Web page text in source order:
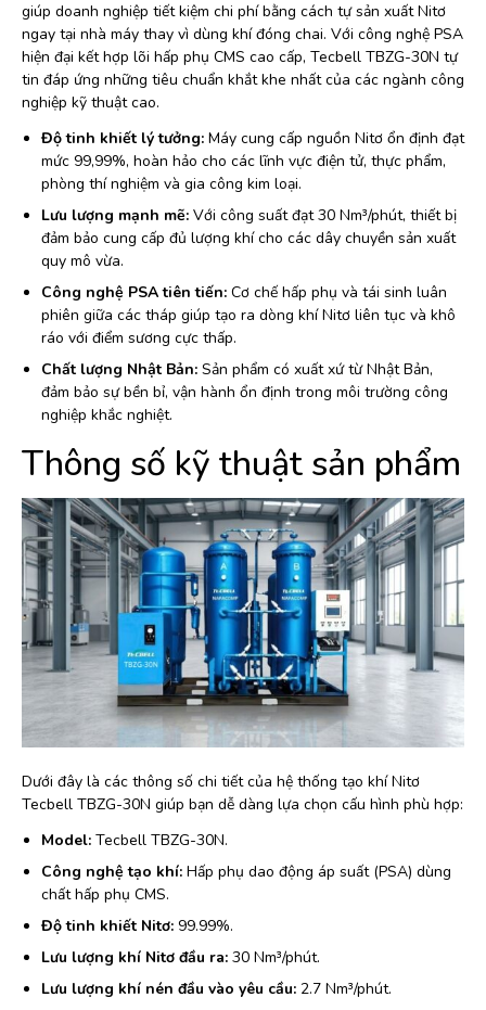
giúp doanh nghiệp tiết kiệm chi phí bằng cách tự sản xuất Nitơ
ngay tại nhà máy thay vì dùng khí đóng chai. Với công nghệ PSA
hiện đại kết hợp lõi hấp phụ CMS cao cấp, Tecbell TBZG-30N tự
tin đáp ứng những tiêu chuẩn khắt khe nhất của các ngành công
nghiệp kỹ thuật cao.
Độ tinh khiết lý tưởng: Máy cung cấp nguồn Nitơ ổn định đạt
mức 99,99%, hoàn hảo cho các lĩnh vực điện tử, thực phẩm,
phòng thí nghiệm và gia công kim loại.
Lưu lượng mạnh mẽ: Với công suất đạt 30 Nm³/phút, thiết bị
đảm bảo cung cấp đủ lượng khí cho các dây chuyền sản xuất
quy mô vừa.
Công nghệ PSA tiên tiến: Cơ chế hấp phụ và tái sinh luân
phiên giữa các tháp giúp tạo ra dòng khí Nitơ liên tục và khô
ráo với điểm sương cực thấp.
Chất lượng Nhật Bản: Sản phẩm có xuất xứ từ Nhật Bản,
đảm bảo sự bền bỉ, vận hành ổn định trong môi trường công
nghiệp khắc nghiệt.
Thông số kỹ thuật sản phẩm
Dưới đây là các thông số chi tiết của hệ thống tạo khí Nitơ
Tecbell TBZG-30N giúp bạn dễ dàng lựa chọn cấu hình phù hợp:
Model: Tecbell TBZG-30N.
Công nghệ tạo khí: Hấp phụ dao động áp suất (PSA) dùng
chất hấp phụ CMS.
Độ tinh khiết Nitơ: 99.99%.
Lưu lượng khí Nitơ đầu ra: 30 Nm³/phút.
Lưu lượng khí nén đầu vào yêu cầu: 2.7 Nm³/phút.